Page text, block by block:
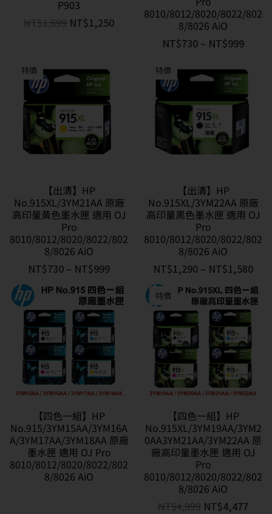
P903
NT$1,699 NT$1,250
8010/8012/8020/8022/802
8/8026 AiO
NT$730 – NT$999
特價
【出清】HP
No.915XL/3YM21AA 原廠
高印量黃色墨水匣 適用 OJ
Pro
8010/8012/8020/8022/802
8/8026 AiO
NT$730 – NT$999
特價
【出清】HP
No.915XL/3YM22AA 原廠
高印量黑色墨水匣 適用 OJ
Pro
8010/8012/8020/8022/802
8/8026 AiO
NT$1,290 – NT$1,580
【四色一組】HP
No.915/3YM15AA/3YM16A
A/3YM17AA/3YM18AA 原廠
墨水匣 適用 OJ Pro
8010/8012/8020/8022/802
8/8026 AiO
特價
【四色一組】HP
No.915XL/3YM19AA/3YM2
0AA3YM21AA/3YM22AA 原
廠高印量墨水匣 適用 OJ
Pro
8010/8012/8020/8022/802
8/8026 AiO
NT$4,999 NT$4,477